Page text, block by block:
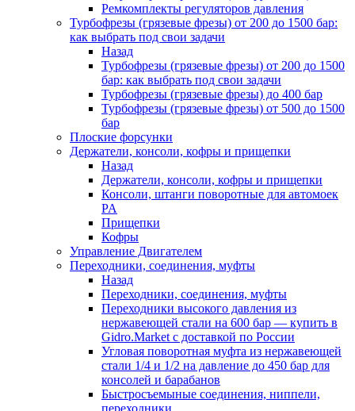
Ремкомплекты регуляторов давления
Турбофрезы (грязевые фрезы) от 200 до 1500 бар:
как выбрать под свои задачи
Назад
Турбофрезы (грязевые фрезы) от 200 до 1500
бар: как выбрать под свои задачи
Турбофрезы (грязевые фрезы) до 400 бар
Турбофрезы (грязевые фрезы) от 500 до 1500
бар
Плоские форсунки
Держатели, консоли, кофры и прищепки
Назад
Держатели, консоли, кофры и прищепки
Консоли, штанги поворотные для автомоек
PA
Прищепки
Кофры
Управление Двигателем
Переходники, соединения, муфты
Назад
Переходники, соединения, муфты
Переходники высокого давления из
нержавеющей стали на 600 бар — купить в
Gidro.Market с доставкой по России
Угловая поворотная муфта из нержавеющей
стали 1/4 и 1/2 на давление до 450 бар для
консолей и барабанов
Быстросъемыные соединения, ниппели,
переходники